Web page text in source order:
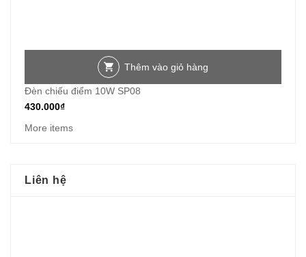
Thêm vào giỏ hàng
Đèn chiếu điểm 10W SP08
430.000₫
More items
Liên hệ